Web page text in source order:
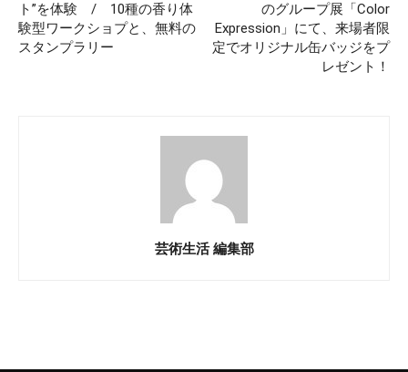
ト”を体験 / 10種の香り体
験型ワークショプと、無料の
スタンプラリー
のグループ展「Color
Expression」にて、来場者限
定でオリジナル缶バッジをプ
レゼント！
芸術生活 編集部